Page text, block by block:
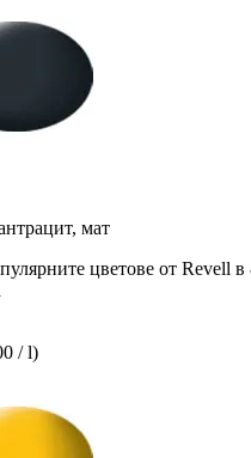
мат
цветове от Revell в
/ l)